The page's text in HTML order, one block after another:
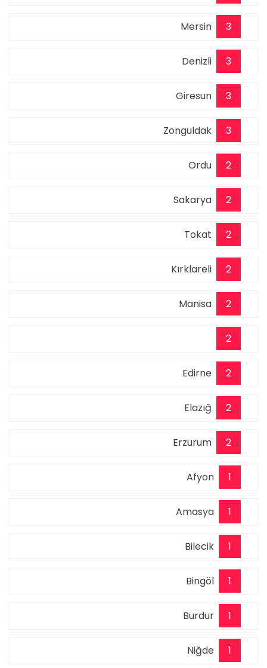
Mersin 3
Denizli 3
Giresun 3
Zonguldak 3
Ordu 2
Sakarya 2
Tokat 2
Kırklareli 2
Manisa 2
2
Edirne 2
Elazığ 2
Erzurum 2
Afyon 1
Amasya 1
Bilecik 1
Bingöl 1
Burdur 1
Niğde 1